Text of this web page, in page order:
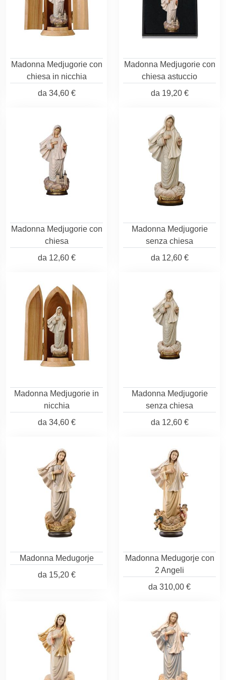
Madonna Medjugorie con
chiesa in nicchia
da 34,60 €
Madonna Medjugorie con
chiesa astuccio
da 19,20 €
Madonna Medjugorie con
chiesa
da 12,60 €
Madonna Medjugorie
senza chiesa
da 12,60 €
Madonna Medjugorie in
nicchia
da 34,60 €
Madonna Medjugorie
senza chiesa
da 12,60 €
Madonna Medugorje
da 15,20 €
Madonna Medugorje con
2 Angeli
da 310,00 €